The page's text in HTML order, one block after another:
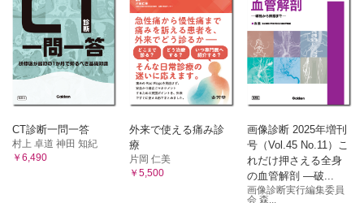
CT診断一問一答
村上 卓道 神田 知紀
￥6,490
外来で使える痛み診
療
片岡 仁美
￥5,500
画像診断 2025年増刊
号（Vol.45 No.11）こ
れだけ押さえる全身
の血管解剖 ―破...
画像診断実行編集委員
会 森...